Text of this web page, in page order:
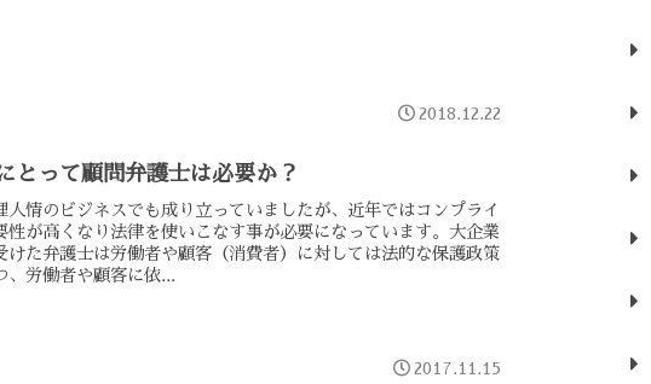
2018.12.22
とって顧問弁護士は必要か？
人情のビジネスでも成り立っていましたが、近年ではコンプライ
性が高くなり法律を使いこなす事が必要になっています。大企業
けた弁護士は労働者や顧客（消費者）に対しては法的な保護政策
、労働者や顧客に依...
2017.11.15